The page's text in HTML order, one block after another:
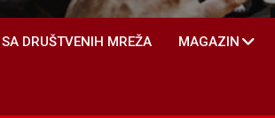
SA DRUŠTVENIH MREŽA MAGAZIN